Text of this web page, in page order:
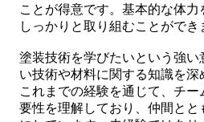
ことが得意です。基本的な体
しっかりと取り組むことができ
塗装技術を学びたいという強
い技術や材料に関する知識を
これまでの経験を通じて、チ
要性を理解しており、仲間と